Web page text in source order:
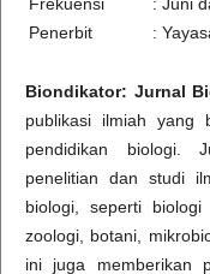
Penerbit
:
Biondikator: Jurnal
publikasi ilmiah yang
pendidikan biologi.
penelitian dan studi
biologi, seperti
zoologi, botani,
ini juga memberikan